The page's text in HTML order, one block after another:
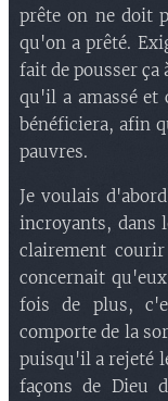
prête on ne doit
qu'on a prêté.
fait de pousser ça
qu'il a amassé et
bénéficiera, afin
pauvres.
Je voulais
incroyants, dans
clairement
concernait
fois de plus,
comporte de la
puisqu'il a rejeté
façons de Dieu